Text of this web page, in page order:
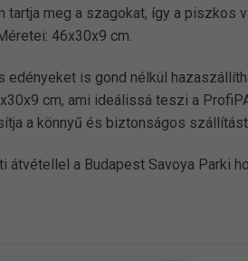
tartja meg a szagokat, így a piszkos
46x30x9 cm.
is gond nélkül
cm, ami ideálissá teszi a
a könnyű és biztonságos szállítást.
a Budapest Savoya Parki